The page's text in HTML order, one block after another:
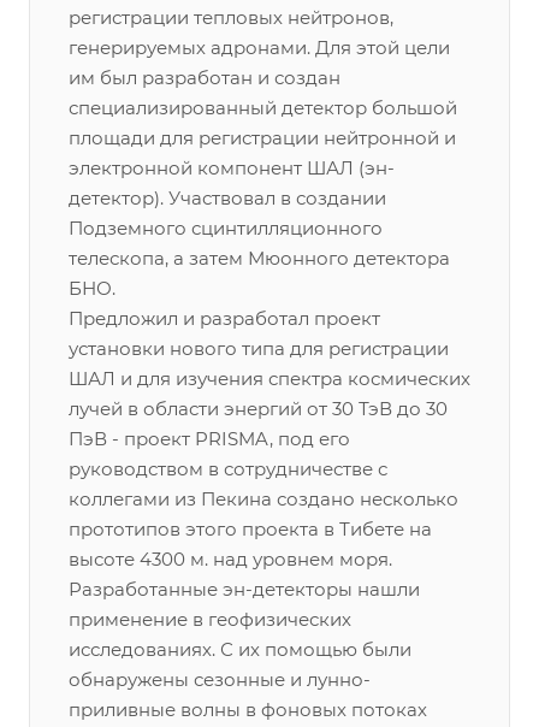
регистрации тепловых нейтронов,
генерируемых адронами. Для этой цели
им был разработан и создан
специализированный детектор большой
площади для регистрации нейтронной и
электронной компонент ШАЛ (эн-
детектор). Участвовал в создании
Подземного сцинтилляционного
телескопа, а затем Мюонного детектора
БНО.
Предложил и разработал проект
установки нового типа для регистрации
ШАЛ и для изучения спектра космических
лучей в области энергий от 30 ТэВ до 30
ПэВ - проект PRISMA, под его
руководством в сотрудничестве с
коллегами из Пекина создано несколько
прототипов этого проекта в Тибете на
высоте 4300 м. над уровнем моря.
Разработанные эн-детекторы нашли
применение в геофизических
исследованиях. С их помощью были
обнаружены сезонные и лунно-
приливные волны в фоновых потоках